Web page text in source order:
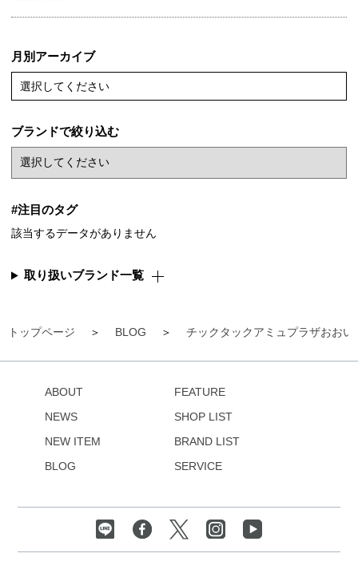
トップページ BLOG チックタックアミュプラザおおい
月別アーカイブ
選択してください
ブランドで絞り込む
#注目のタグ
該当するデータがありません
取り扱いブランド一覧
ABOUT
NEWS
NEW ITEM
BLOG
FEATURE
SHOP LIST
BRAND LIST
SERVICE